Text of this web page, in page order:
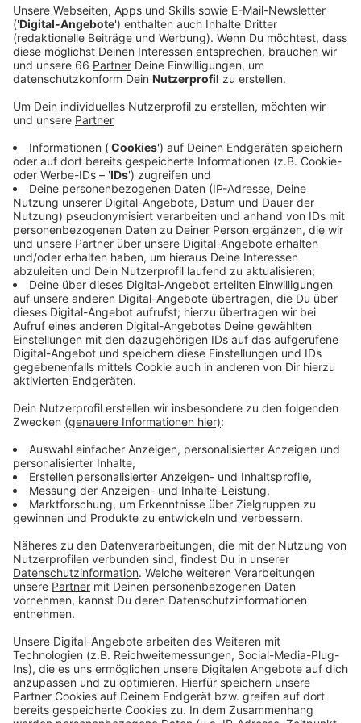
an Produkte und Projekte, die einen nachhaltigen
Wandel fördern.
Veröffentlicht:Mittwoch, 15.05.2024 13:10
Anzeige
Der "German Innovation Award" ist vom Bundestag ins
Leben gerufen und und von der deutschen Industrie
gestiftet worden. Das Team von Connected Mobility
Düsseldorf (CMD) hat ihn bereits gestern (14. Mai
2024) in Berlin entgegen genommen - es gab ihn in der
Kategorie "Public Space - Öffentlicher Raum".
Besonders an sonnigen Tagen funktioniert das
Zusammenspiel am Bachplätzchen gut - dann geben
sich dort Nutzer der MobilitätStation, Boule-Spieler
und Kiosk-Besucher die Klinke in die Hand.
Vergangenes Jahr hatte sogar Bundeskanzler Scholz
diesem Ort einen Besuch abgestattet.
Anzeige
Weitere Infos und Links zum Thema:
Anzeige
Hier noch mehr Hintergründe von der Stadt
Verkehrswende: Wenn Zögern, dann teurer
Auch die MobilitätStation Friedensplätzchen wurde
schon ausgezeichnet
Anzeige